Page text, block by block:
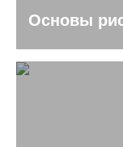
Основы